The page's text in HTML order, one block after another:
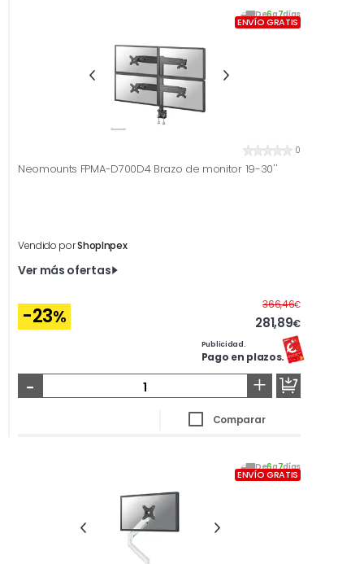
De6a7días
ENVÍO GRATIS
0
Neomounts FPMA-D700D4 Brazo de monitor 19-30''
Vendido porShopInpex
Ver más ofertas
-23%
366,46€Antes
281,89€
Publicidad.
Pago en plazos.
- +
Comparar
De6a7días
ENVÍO GRATIS